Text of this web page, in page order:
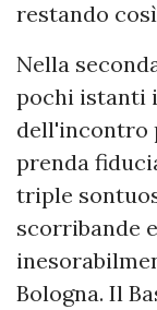
restando
Nella
pochi istanti
dell'incontro
prenda
triple
scorribande
Bologna. Il